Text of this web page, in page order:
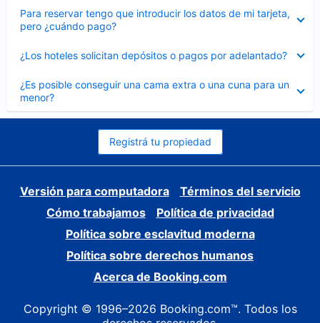
Para reservar tengo que introducir los datos de mi tarjeta,
pero ¿cuándo pago?
cerrado
¿Los hoteles solicitan depósitos o pagos por adelantado?
cerrado
¿Es posible conseguir una cama extra o una cuna para un
menor?
cerrado
Registrá tu propiedad
Versión para computadora
Términos del servicio
Cómo trabajamos
Política de privacidad
Política sobre esclavitud moderna
Política sobre derechos humanos
Acerca de Booking.com
Copyright © 1996–2026 Booking.com™. Todos los